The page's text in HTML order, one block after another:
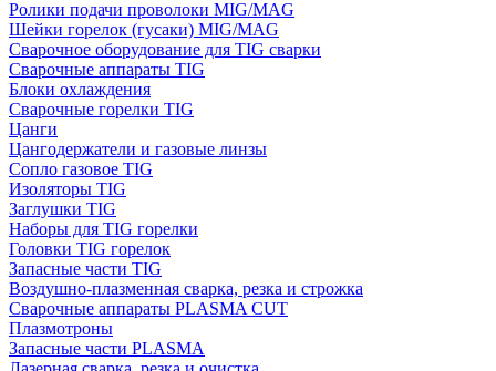
Ролики подачи проволоки MIG/MAG
Шейки горелок (гусаки) MIG/MAG
Сварочное оборудование для TIG сварки
Сварочные аппараты TIG
Блоки охлаждения
Сварочные горелки TIG
Цанги
Цангодержатели и газовые линзы
Сопло газовое TIG
Изоляторы TIG
Заглушки TIG
Наборы для TIG горелки
Головки TIG горелок
Запасные части TIG
Воздушно-плазменная сварка, резка и строжка
Сварочные аппараты PLASMA CUT
Плазмотроны
Запасные части PLASMA